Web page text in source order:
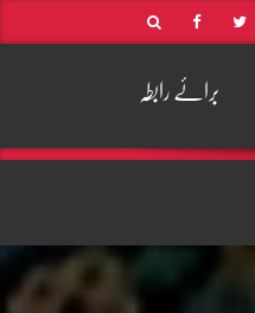
برائے رابطہ